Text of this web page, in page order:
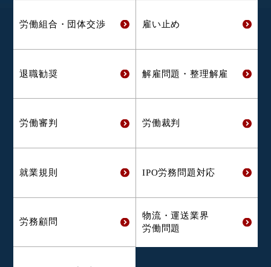
労働組合・ 団体交渉 雇い止め
退職勧奨 解雇問題・ 整理解雇
労働審判 労働裁判
就業規則 IPO労務問題対応
労務顧問
物流・運送業界
労働問題